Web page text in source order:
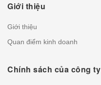
Giới thiệu
Giới thiệu
Quan điểm kinh doanh
Chính sách của công ty